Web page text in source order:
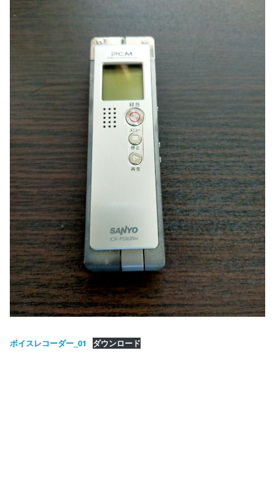
ボイスレコーダー_01 ダウンロード